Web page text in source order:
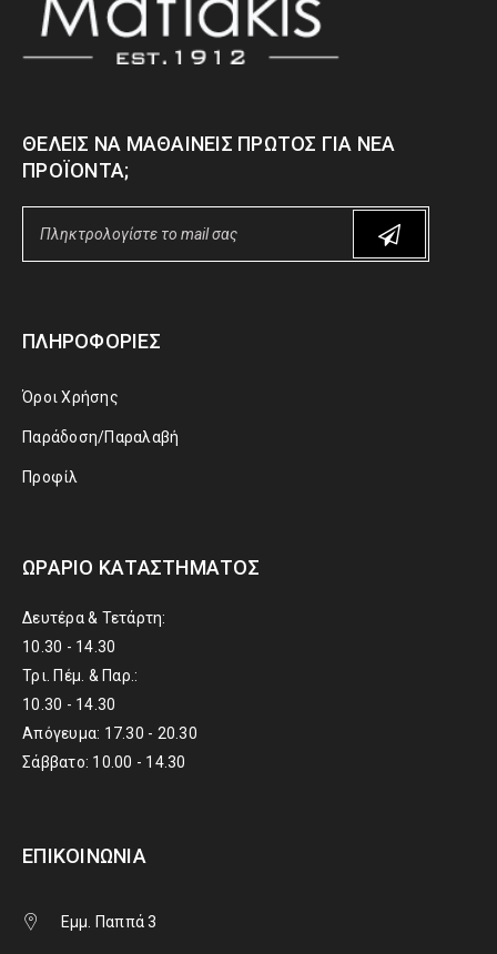
ΘΈΛΕΙΣ ΝΑ ΜΑΘΑΊΝΕΙΣ ΠΡΏΤΟΣ ΓΙΑ ΝΈΑ
ΠΡΟΪΌΝΤΑ;
ΠΛΗΡΟΦΟΡΊΕΣ
Όροι Χρήσης
Παράδοση/Παραλαβή
Προφίλ
ΩΡΆΡΙΟ ΚΑΤΑΣΤΉΜΑΤΟΣ
Δευτέρα & Τετάρτη:
10.30 - 14.30
Τρι. Πέμ. & Παρ.:
10.30 - 14.30
Απόγευμα: 17.30 - 20.30
Σάββατο: 10.00 - 14.30
ΕΠΙΚΟΙΝΩΝΊΑ
Εμμ. Παππά 3